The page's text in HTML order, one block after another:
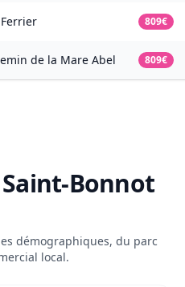
809€
de la Mare Abel 809€
Saint-Bonnot
démographiques, du parc
local.